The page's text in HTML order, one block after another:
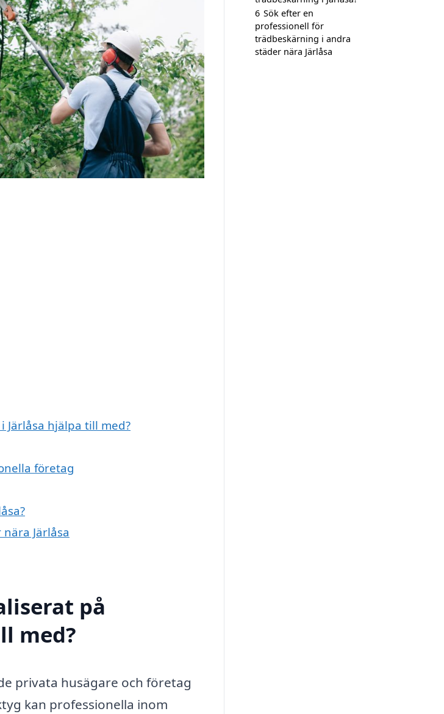
hjälpa till med?
företag
Järlåsa
på
med?
privata husägare och företag
kan professionella inom
6 Sök efter en
professionell för
trädbeskärning i andra
städer nära Järlåsa